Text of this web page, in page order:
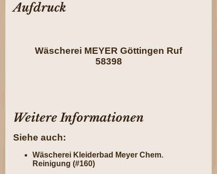
Aufdruck
Wäscherei MEYER Göttingen Ruf
58398
Weitere Informationen
Siehe auch:
Wäscherei Kleiderbad Meyer Chem.
Reinigung (#160)